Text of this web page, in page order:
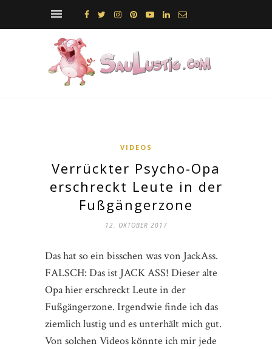
VIDEOS
Verrückter Psycho-Opa
erschreckt Leute in der
Fußgängerzone
12. OKTOBER 2017
Das hat so ein bisschen was von JackAss.
FALSCH: Das ist JACK ASS! Dieser alte
Opa hier erschreckt Leute in der
Fußgängerzone. Irgendwie finde ich das
ziemlich lustig und es unterhält mich gut.
Von solchen Videos könnte ich mir jede